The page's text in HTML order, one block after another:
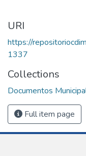
URI
https://
1337
Collections
Documentos
Full item page